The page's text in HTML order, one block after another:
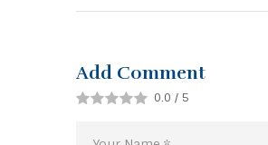
Add Comment
0.0 / 5